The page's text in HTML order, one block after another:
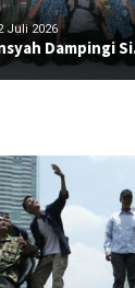
Juli 2026
Dampingi